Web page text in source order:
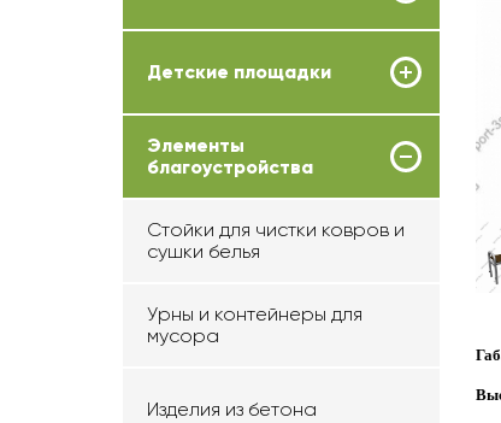
Детские площадки
Элементы
благоустройства
Стойки для чистки ковров и
сушки белья
Урны и контейнеры для
мусора
Изделия из бетона